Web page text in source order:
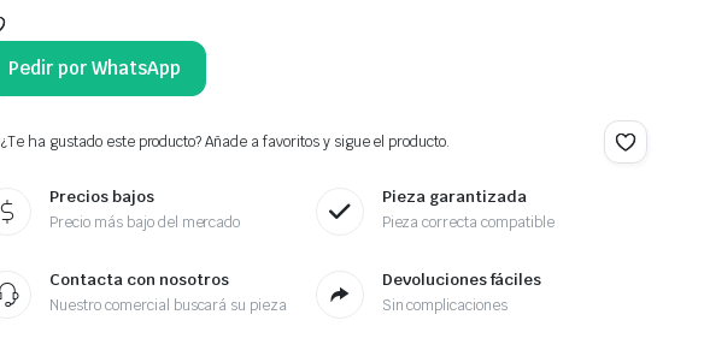
Pedir por WhatsApp
¿Te ha gustado este producto? Añade a favoritos y sigue el producto.
Precios bajos
Precio más bajo del mercado
Pieza garantizada
Pieza correcta compatible
Contacta con nosotros
Nuestro comercial buscará su pieza
Devoluciones fáciles
Sin complicaciones